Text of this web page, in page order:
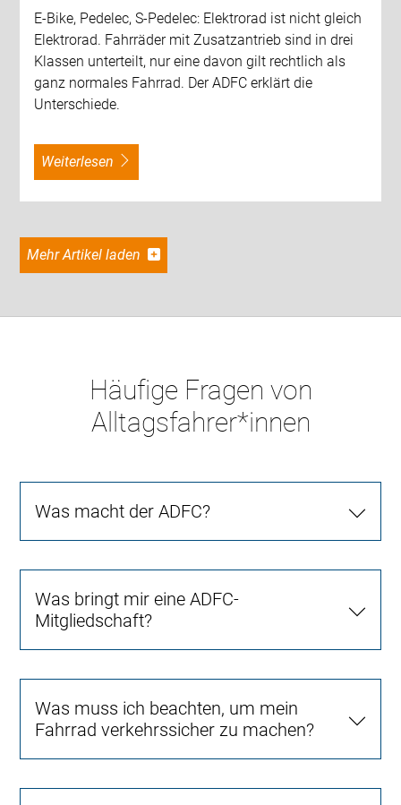
E-Bike, Pedelec, S-Pedelec: Elektrorad ist nicht gleich
Elektrorad. Fahrräder mit Zusatzantrieb sind in drei
Klassen unterteilt, nur eine davon gilt rechtlich als
ganz normales Fahrrad. Der ADFC erklärt die
Unterschiede.
weiterlesen
Mehr Artikel laden
Häufige Fragen von
Alltagsfahrer*innen
Was macht der ADFC?
Was bringt mir eine ADFC-
Mitgliedschaft?
Was muss ich beachten, um mein
Fahrrad verkehrssicher zu machen?